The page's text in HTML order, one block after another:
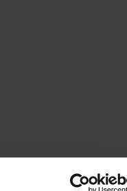
z každodenných
domácu a aj